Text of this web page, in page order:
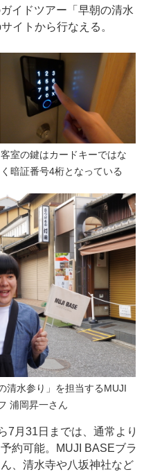
イドツアー「早朝の清水
イトから行なえる。
客室の鍵はカードキーではな
く暗証番号4桁となっている
清水参り」を担当するMUJI
浦岡昇一さん
月31日までは、通常より
約可能。MUJI BASEブラ
、清水寺や八坂神社など